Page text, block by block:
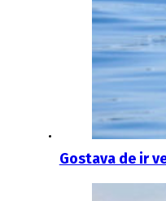
Gostava de ir